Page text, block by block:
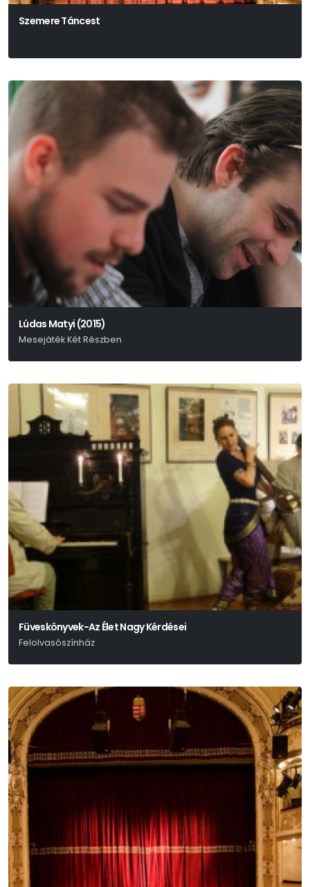
Szemere Táncest
Lúdas Matyi (2015)
Mesejáték Két Részben
Füveskönyvek-Az Élet Nagy Kérdései
Felolvasószínház